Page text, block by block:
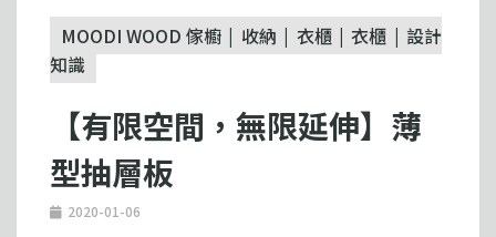
MOODI WOOD 傢櫥 收納 衣櫃 衣櫃
設計
知識
【有限空間，無限延伸】薄
型抽層板
2020-01-06